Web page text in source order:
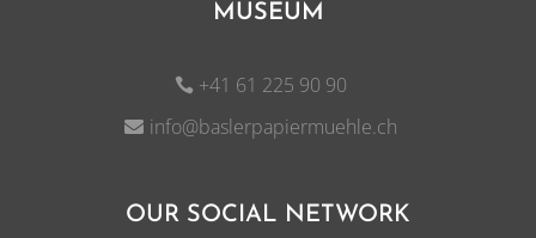
MUSEUM
+41 61 225 90 90
info@baslerpapiermuehle.ch
OUR SOCIAL NETWORK